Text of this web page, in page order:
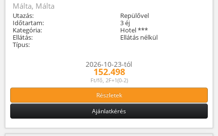
Málta, Málta
Utazás:
Repülővel
Időtartam:
3 éj
Kategória:
Hotel ***
Ellátás:
Ellátás nélkül
Típus:
2026-10-23-tól
152.498
Ft/fő, 2F+1(0-2)
Részletek
Ajánlatkérés